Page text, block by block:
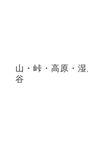
山・峠・高原・
谷